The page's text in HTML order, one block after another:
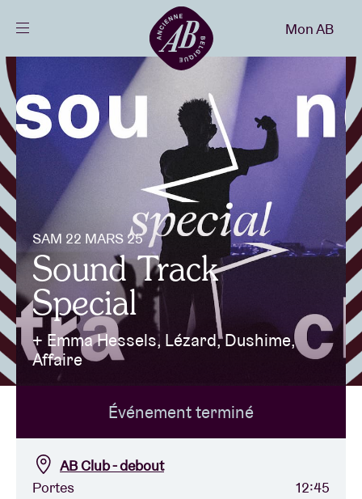
FR
Agenda
Projets
Actualités
Infos visiteurs
AB ❤ you
Location de salles
BRDCST
Mon AB
SAM 22 MARS 25
Sound Track
Special
+ Emma Hessels, Lézard, Dushime,
Affaire
Événement terminé
AB Club - debout
Portes
12:45